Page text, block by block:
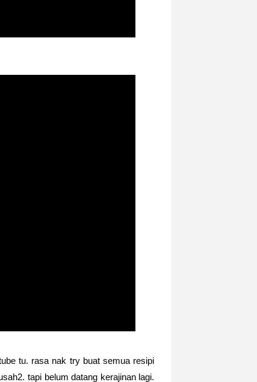
tu. rasa nak try buat semua resipi
tapi belum datang kerajinan lagi.